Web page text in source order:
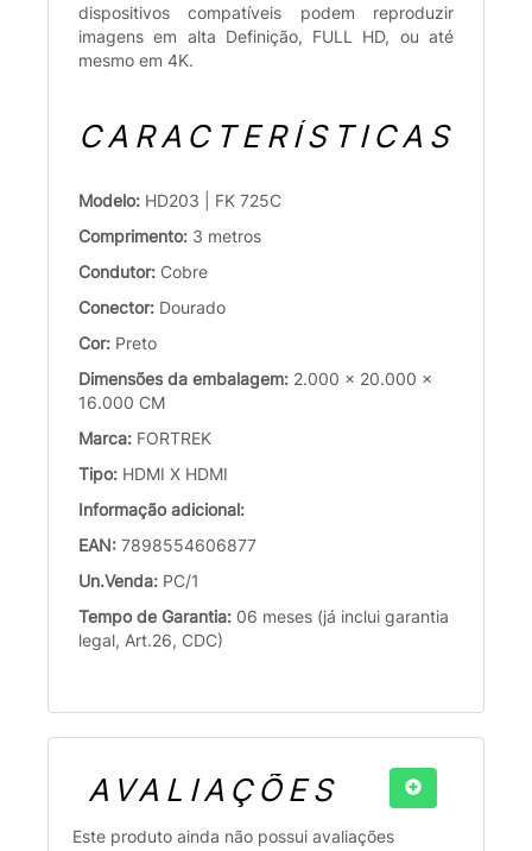
dispositivos compatíveis podem reproduzir
imagens em alta Definição, FULL HD, ou até
mesmo em 4K.
CARACTERÍSTICAS
Modelo: HD203 | FK 725C
Comprimento: 3 metros
Condutor: Cobre
Conector: Dourado
Cor: Preto
Dimensões da embalagem: 2.000 x 20.000 x
16.000 CM
Marca: FORTREK
Tipo: HDMI X HDMI
Informação adicional:
EAN: 7898554606877
Un.Venda: PC/1
Tempo de Garantia: 06 meses (já inclui garantia
legal, Art.26, CDC)
AVALIAÇÕES
Este produto ainda não possui avaliações